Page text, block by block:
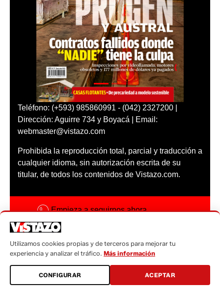
Teléfono: (+593) 985860991 - (042) 2327200 |
Dirección: Aguirre 734 y Boyacá | Email:
webmaster@vistazo.com
Prohibida la reproducción total, parcial y traducción a
cualquier idioma, sin autorización escrita de su
titular, de todos los contenidos de Vistazo.com.
Empieza a seguirnos ahora
Código ética
Sugerencias a:
sugerencias@vistazo.com
Utilizamos cookies propias y de terceros para mejorar tu
experiencia y analizar el tráfico. Más información
CONFIGURAR ACEPTAR